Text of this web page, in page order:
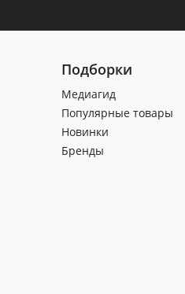
Подборки
Медиагид
Популярные товары
Новинки
Бренды